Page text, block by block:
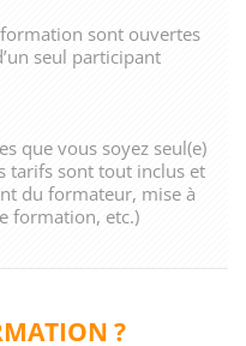
sont ouvertes
seul participant
que vous soyez seul(e)
tarifs sont tout inclus et
du formateur, mise à
formation, etc.)
?